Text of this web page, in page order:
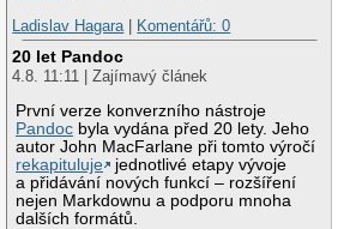
Ladislav Hagara | Komentářů: 0
20 let Pandoc
4.8. 11:11 | Zajímavý článek
První verze konverzního nástroje
Pandoc byla vydána před 20 lety. Jeho
autor John MacFarlane při tomto výročí
rekapituluje
jednotlivé etapy vývoje
a přidávání nových funkcí – rozšíření
nejen Markdownu a podporu mnoha
dalších formátů.